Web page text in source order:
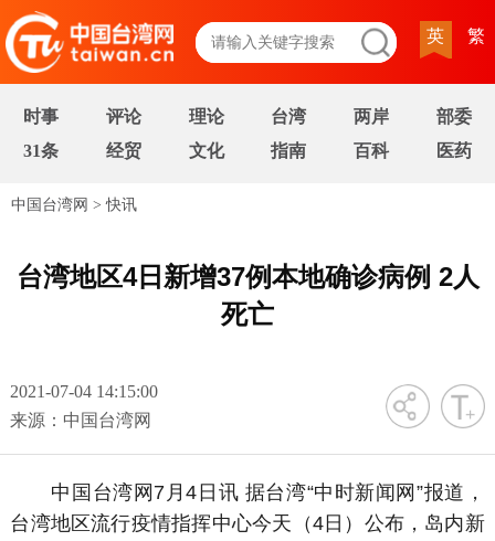
英 繁
时事 评论 理论 台湾 两岸
部委
31条
经贸 文化 指南 百科 医药
中国台湾网 >快讯
台湾地区4日新增37例本地确诊病例 2人
死亡
2021-07-04 14:15:00
来源：中国台湾网
字号
中国台湾网7月4日讯 据台湾“中时新闻网”报道，
台湾地区流行疫情指挥中心今天（4日）公布，岛内新